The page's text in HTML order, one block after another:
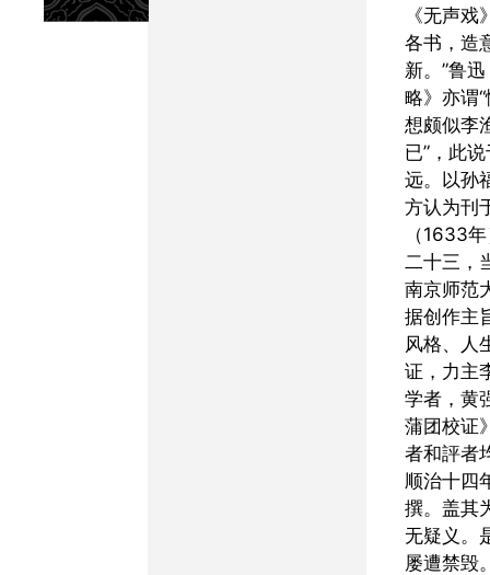
《无声
各书，造
新。”鲁
略》亦谓
想颇似李
已”，此
远。以孙
方认为刊
（1633
二十三，
南京师范
据创作主
风格、人
证，力主
学者，黄
蒲团校证
者和評者
顺治十四
撰。盖其
无疑义。
屡遭禁毁